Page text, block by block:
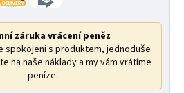
záruka vrácení peněz
spokojeni s produktem, jednoduše
na naše náklady a my vám vrátíme
peníze.